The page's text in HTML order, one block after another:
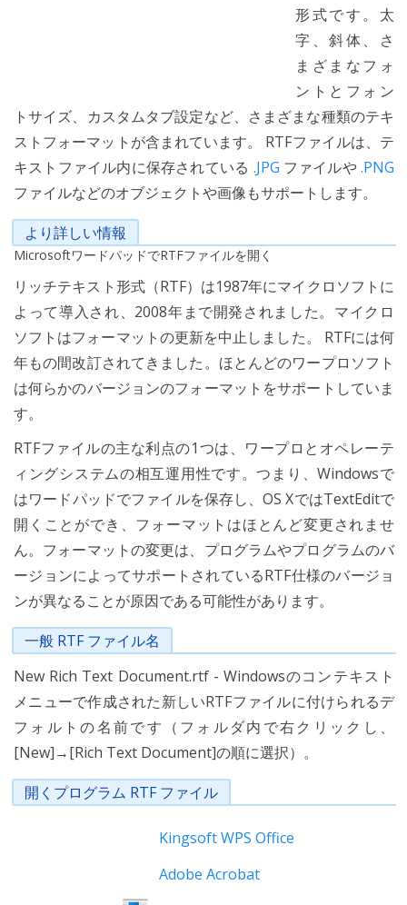
形式です。太
字、斜体、さ
まざまなフォ
ントとフォン
トサイズ、カスタムタブ設定など、さまざまな種類のテキ
ストフォーマットが含まれています。 RTFファイルは、テ
キストファイル内に保存されている .JPG ファイルや.PNG
ファイルなどのオブジェクトや画像もサポートします。
より詳しい情報
MicrosoftワードパッドでRTFファイルを開く
リッチテキスト形式（RTF）は1987年にマイクロソフトに
よって導入され、2008年まで開発されました。マイクロ
ソフトはフォーマットの更新を中止しました。 RTFには何
年もの間改訂されてきました。ほとんどのワープロソフト
は何らかのバージョンのフォーマットをサポートしていま
す。
RTFファイルの主な利点の1つは、ワープロとオペレーテ
ィングシステムの相互運用性です。つまり、Windowsで
はワードパッドでファイルを保存し、OS XではTextEditで
開くことができ、フォーマットはほとんど変更されませ
ん。フォーマットの変更は、プログラムやプログラムのバ
ージョンによってサポートされているRTF仕様のバージョ
ンが異なることが原因である可能性があります。
一般 RTF ファイル名
New Rich Text Document.rtf - Windowsのコンテキスト
メニューで作成された新しいRTFファイルに付けられるデ
フォルトの名前です（フォルダ内で右クリックし、
[New]→[Rich Text Document]の順に選択）。
開くプログラム RTF ファイル
Kingsoft WPS Office
Adobe Acrobat